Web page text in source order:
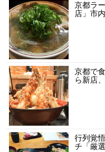
京都ラ
店」市
京都で
ら新店
行列覚
チ「厳